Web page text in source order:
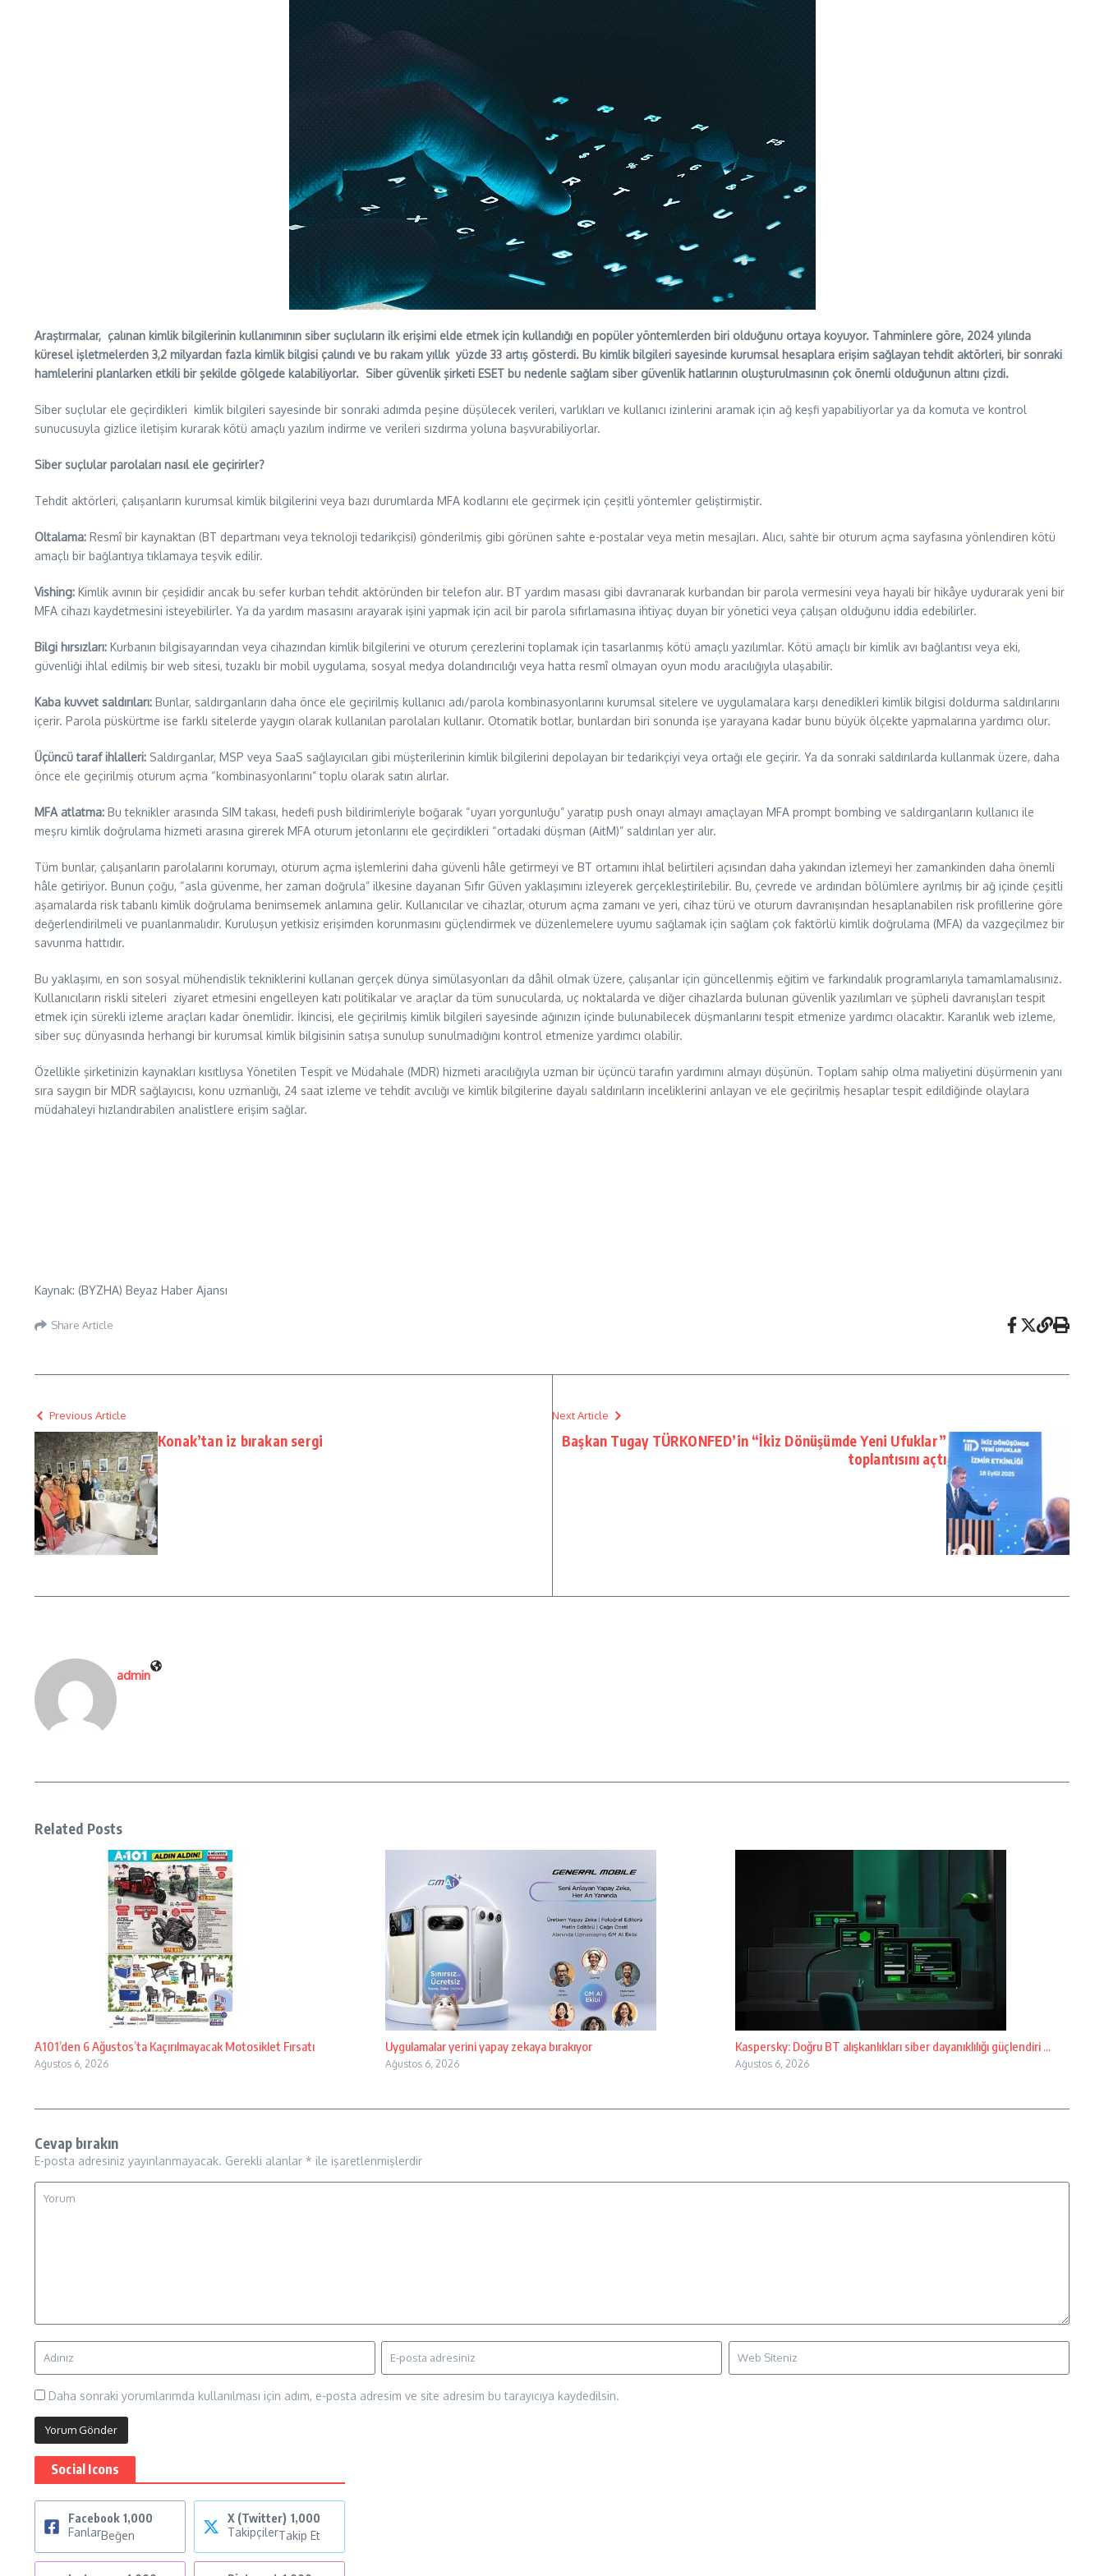
Araştırmalar, çalınan kimlik bilgilerinin kullanımının siber suçluların ilk erişimi elde etmek için kullandığı en popüler yöntemlerden biri olduğunu ortaya koyuyor. Tahminlere göre, 2024 yılında
küresel işletmelerden 3,2 milyardan fazla kimlik bilgisi çalındı ve bu rakam yıllık yüzde 33 artış gösterdi. Bu kimlik bilgileri sayesinde kurumsal hesaplara erişim sağlayan tehdit aktörleri, bir sonraki
hamlelerini planlarken etkili bir şekilde gölgede kalabiliyorlar. Siber güvenlik şirketi ESET bu nedenle sağlam siber güvenlik hatlarının oluşturulmasının çok önemli olduğunun altını çizdi.
Siber suçlular ele geçirdikleri kimlik bilgileri sayesinde bir sonraki adımda peşine düşülecek verileri, varlıkları ve kullanıcı izinlerini aramak için ağ keşfi yapabiliyorlar ya da komuta ve kontrol
sunucusuyla gizlice iletişim kurarak kötü amaçlı yazılım indirme ve verileri sızdırma yoluna başvurabiliyorlar.
Siber suçlular parolaları nasıl ele geçirirler?
Tehdit aktörleri, çalışanların kurumsal kimlik bilgilerini veya bazı durumlarda MFA kodlarını ele geçirmek için çeşitli yöntemler geliştirmiştir.
Oltalama: Resmî bir kaynaktan (BT departmanı veya teknoloji tedarikçisi) gönderilmiş gibi görünen sahte e-postalar veya metin mesajları. Alıcı, sahte bir oturum açma sayfasına yönlendiren kötü
amaçlı bir bağlantıya tıklamaya teşvik edilir.
Vishing: Kimlik avının bir çeşididir ancak bu sefer kurban tehdit aktöründen bir telefon alır. BT yardım masası gibi davranarak kurbandan bir parola vermesini veya hayali bir hikâye uydurarak yeni bir
MFA cihazı kaydetmesini isteyebilirler. Ya da yardım masasını arayarak işini yapmak için acil bir parola sıfırlamasına ihtiyaç duyan bir yönetici veya çalışan olduğunu iddia edebilirler.
Bilgi hırsızları: Kurbanın bilgisayarından veya cihazından kimlik bilgilerini ve oturum çerezlerini toplamak için tasarlanmış kötü amaçlı yazılımlar. Kötü amaçlı bir kimlik avı bağlantısı veya eki,
güvenliği ihlal edilmiş bir web sitesi, tuzaklı bir mobil uygulama, sosyal medya dolandırıcılığı veya hatta resmî olmayan oyun modu aracılığıyla ulaşabilir.
Kaba kuvvet saldırıları: Bunlar, saldırganların daha önce ele geçirilmiş kullanıcı adı/parola kombinasyonlarını kurumsal sitelere ve uygulamalara karşı denedikleri kimlik bilgisi doldurma saldırılarını
içerir. Parola püskürtme ise farklı sitelerde yaygın olarak kullanılan parolaları kullanır. Otomatik botlar, bunlardan biri sonunda işe yarayana kadar bunu büyük ölçekte yapmalarına yardımcı olur.
Üçüncü taraf ihlalleri: Saldırganlar, MSP veya SaaS sağlayıcıları gibi müşterilerinin kimlik bilgilerini depolayan bir tedarikçiyi veya ortağı ele geçirir. Ya da sonraki saldırılarda kullanmak üzere, daha
önce ele geçirilmiş oturum açma “kombinasyonlarını” toplu olarak satın alırlar.
MFA atlatma: Bu teknikler arasında SIM takası, hedefi push bildirimleriyle boğarak “uyarı yorgunluğu” yaratıp push onayı almayı amaçlayan MFA prompt bombing ve saldırganların kullanıcı ile
meşru kimlik doğrulama hizmeti arasına girerek MFA oturum jetonlarını ele geçirdikleri “ortadaki düşman (AitM)” saldırıları yer alır.
Tüm bunlar, çalışanların parolalarını korumayı, oturum açma işlemlerini daha güvenli hâle getirmeyi ve BT ortamını ihlal belirtileri açısından daha yakından izlemeyi her zamankinden daha önemli
hâle getiriyor. Bunun çoğu, “asla güvenme, her zaman doğrula” ilkesine dayanan Sıfır Güven yaklaşımını izleyerek gerçekleştirilebilir. Bu, çevrede ve ardından bölümlere ayrılmış bir ağ içinde çeşitli
aşamalarda risk tabanlı kimlik doğrulama benimsemek anlamına gelir. Kullanıcılar ve cihazlar, oturum açma zamanı ve yeri, cihaz türü ve oturum davranışından hesaplanabilen risk profillerine göre
değerlendirilmeli ve puanlanmalıdır. Kuruluşun yetkisiz erişimden korunmasını güçlendirmek ve düzenlemelere uyumu sağlamak için sağlam çok faktörlü kimlik doğrulama (MFA) da vazgeçilmez bir
savunma hattıdır.
Bu yaklaşımı, en son sosyal mühendislik tekniklerini kullanan gerçek dünya simülasyonları da dâhil olmak üzere, çalışanlar için güncellenmiş eğitim ve farkındalık programlarıyla tamamlamalısınız.
Kullanıcıların riskli siteleri ziyaret etmesini engelleyen katı politikalar ve araçlar da tüm sunucularda, uç noktalarda ve diğer cihazlarda bulunan güvenlik yazılımları ve şüpheli davranışları tespit
etmek için sürekli izleme araçları kadar önemlidir. İkincisi, ele geçirilmiş kimlik bilgileri sayesinde ağınızın içinde bulunabilecek düşmanlarını tespit etmenize yardımcı olacaktır. Karanlık web izleme,
siber suç dünyasında herhangi bir kurumsal kimlik bilgisinin satışa sunulup sunulmadığını kontrol etmenize yardımcı olabilir.
Özellikle şirketinizin kaynakları kısıtlıysa Yönetilen Tespit ve Müdahale (MDR) hizmeti aracılığıyla uzman bir üçüncü tarafın yardımını almayı düşünün. Toplam sahip olma maliyetini düşürmenin yanı
sıra saygın bir MDR sağlayıcısı, konu uzmanlığı, 24 saat izleme ve tehdit avcılığı ve kimlik bilgilerine dayalı saldırıların inceliklerini anlayan ve ele geçirilmiş hesaplar tespit edildiğinde olaylara
müdahaleyi hızlandırabilen analistlere erişim sağlar.
Kaynak: (BYZHA) Beyaz Haber Ajansı
Share Article
Previous Article
Konak’tan iz bırakan sergi
Next Article
Başkan Tugay TÜRKONFED’in “İkiz Dönüşümde Yeni Ufuklar”
toplantısını açtı
admin
Related Posts
A101’den 6 Ağustos’ta Kaçırılmayacak Motosiklet Fırsatı
Ağustos 6, 2026
Uygulamalar yerini yapay zekaya bırakıyor
Ağustos 6, 2026
Kaspersky: Doğru BT alışkanlıkları siber dayanıklılığı güçlendiri ...
Ağustos 6, 2026
Cevap bırakın
E-posta adresiniz yayınlanmayacak. Gerekli alanlar * ile işaretlenmişlerdir
Daha sonraki yorumlarımda kullanılması için adım, e-posta adresim ve site adresim bu tarayıcıya kaydedilsin.
Social Icons
Facebook 1,000
FanlarBeğen
X (Twitter) 1,000
TakipçilerTakip Et